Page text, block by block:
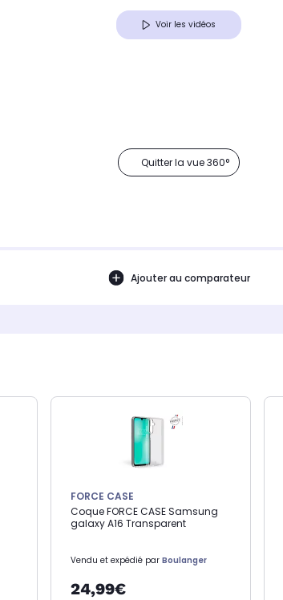
Voir les vidéos
Quitter la vue 360°
Ajouter au comparateur
FORCE CASE
Coque FORCE CASE Samsung
galaxy A16 Transparent
Vendu et expédié par Boulanger
24,99€